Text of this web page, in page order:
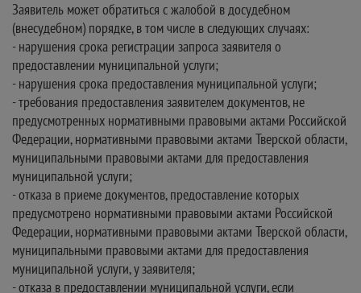
Заявитель может обратиться с жалобой в досудебном
(внесудебном) порядке, в том числе в следующих случаях:
- нарушения срока регистрации запроса заявителя о
предоставлении муниципальной услуги;
- нарушения срока предоставления муниципальной услуги;
- требования предоставления заявителем документов, не
предусмотренных нормативными правовыми актами Российской
Федерации, нормативными правовыми актами Тверской области,
муниципальными правовыми актами для предоставления
муниципальной услуги;
- отказа в приеме документов, предоставление которых
предусмотрено нормативными правовыми актами Российской
Федерации, нормативными правовыми актами Тверской области,
муниципальными правовыми актами для предоставления
муниципальной услуги, у заявителя;
- отказа в предоставлении муниципальной услуги, если